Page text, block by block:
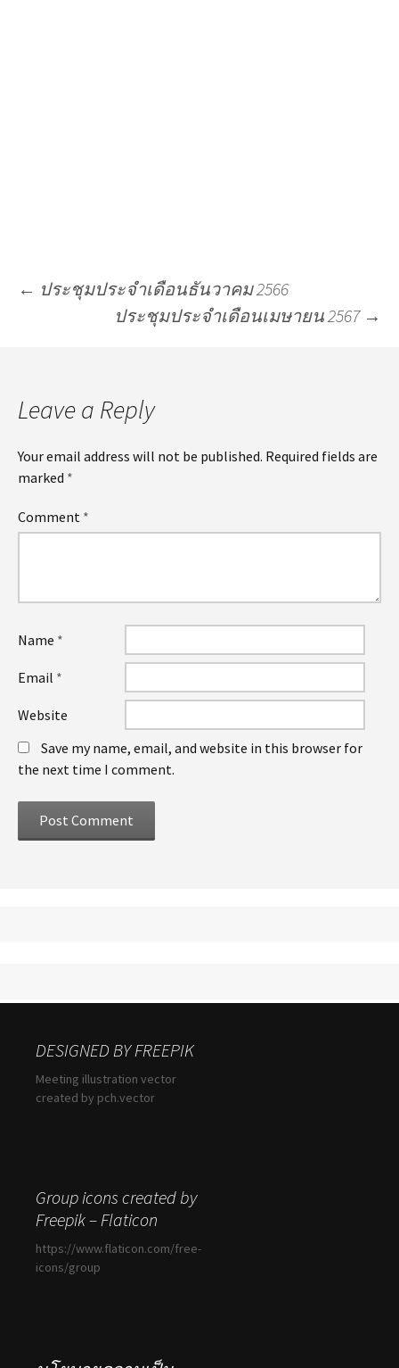
← ประชุมประจำเดือนธันวาคม 2566
ประชุมประจำเดือนเมษายน 2567 →
Leave a Reply
Your email address will not be published. Required fields are
marked *
Comment *
Name *
Email *
Website
Save my name, email, and website in this browser for
the next time I comment.
DESIGNED BY FREEPIK
Meeting illustration vector
created by pch.vector
Group icons created by
Freepik – Flaticon
https://www.flaticon.com/free-
icons/group